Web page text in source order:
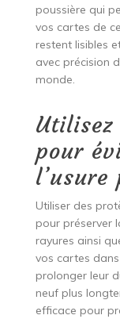
poussière qui
vos cartes de
restent lisibles
avec précision
monde.
Utilisez
pour
l’usure
Utiliser des
pour préserver
rayures ainsi
vos cartes
prolonger leur
neuf plus
efficace pour